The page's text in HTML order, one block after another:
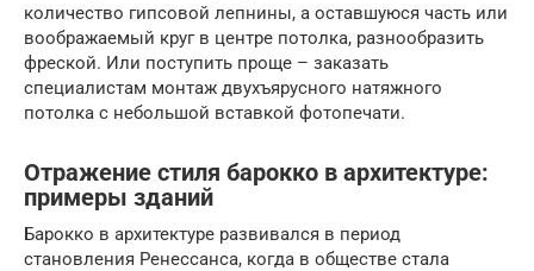
количество гипсовой лепнины, а оставшуюся часть или
воображаемый круг в центре потолка, разнообразить
фреской. Или поступить проще – заказать
специалистам монтаж двухъярусного натяжного
потолка с небольшой вставкой фотопечати.
Отражение стиля барокко в архитектуре:
примеры зданий
Барокко в архитектуре развивался в период
становления Ренессанса, когда в обществе стала